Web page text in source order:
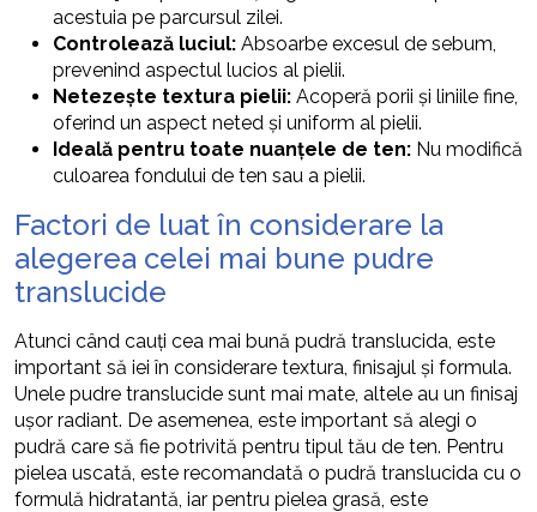
acestuia pe parcursul zilei.
Controlează luciul: Absoarbe excesul de sebum,
prevenind aspectul lucios al pielii.
Netezește textura pielii: Acoperă porii și liniile fine,
oferind un aspect neted și uniform al pielii.
Ideală pentru toate nuanțele de ten: Nu modifică
culoarea fondului de ten sau a pielii.
Factori de luat în considerare la
alegerea celei mai bune pudre
translucide
Atunci când cauți cea mai bună pudră translucida, este
important să iei în considerare textura, finisajul și formula.
Unele pudre translucide sunt mai mate, altele au un finisaj
ușor radiant. De asemenea, este important să alegi o
pudră care să fie potrivită pentru tipul tău de ten. Pentru
pielea uscată, este recomandată o pudră translucida cu o
formulă hidratantă, iar pentru pielea grasă, este